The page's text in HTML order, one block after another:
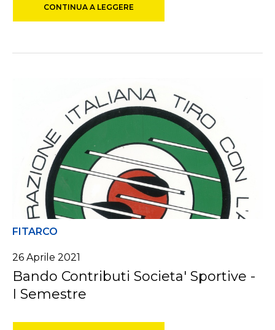
CONTINUA A LEGGERE
FITARCO
26 Aprile 2021
Bando Contributi Societa' Sportive -
I Semestre